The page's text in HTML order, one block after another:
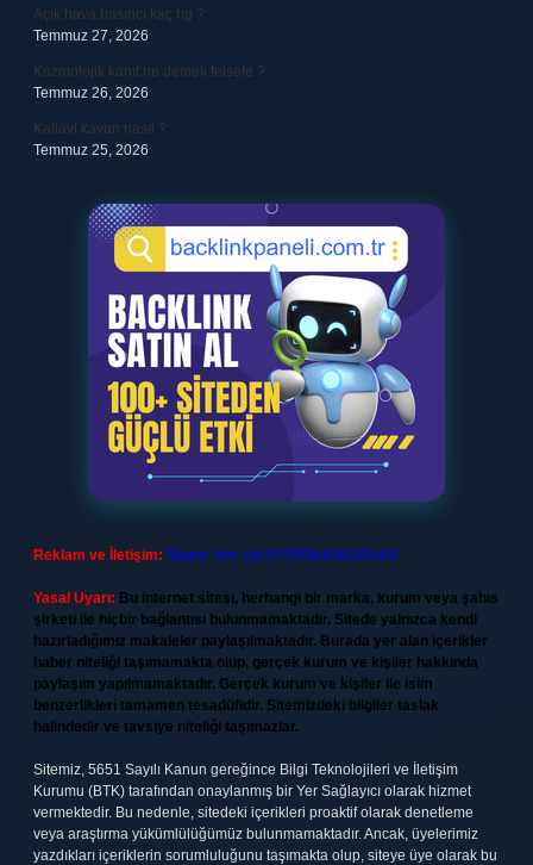
Açık hava basıncı kaç hg ?
Temmuz 27, 2026
Kozmolojik kanıt ne demek felsefe ?
Temmuz 26, 2026
Kallavi kavun nasıl ?
Temmuz 25, 2026
Reklam ve İletişim: Skype: live:.cid.575569c608265c69
Yasal Uyarı: Bu internet sitesi, herhangi bir marka, kurum veya şahıs
şirketi ile hiçbir bağlantısı bulunmamaktadır. Sitede yalnızca kendi
hazırladığımız makaleler paylaşılmaktadır. Burada yer alan içerikler
haber niteliği taşımamakta olup, gerçek kurum ve kişiler hakkında
paylaşım yapılmamaktadır. Gerçek kurum ve kişiler ile isim
benzerlikleri tamamen tesadüfidir. Sitemizdeki bilgiler taslak
halindedir ve tavsiye niteliği taşımazlar.
Sitemiz, 5651 Sayılı Kanun gereğince Bilgi Teknolojileri ve İletişim
Kurumu (BTK) tarafından onaylanmış bir Yer Sağlayıcı olarak hizmet
vermektedir. Bu nedenle, sitedeki içerikleri proaktif olarak denetleme
veya araştırma yükümlülüğümüz bulunmamaktadır. Ancak, üyelerimiz
yazdıkları içeriklerin sorumluluğunu taşımakta olup, siteye üye olarak bu